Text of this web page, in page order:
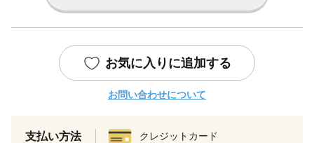
お気に入りに追加する
お問い合わせについて
支払い方法 クレジットカード